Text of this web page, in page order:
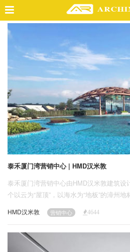
建 筑
室 内
头条资讯
业 界
机 构
人 物
地 产
快速搜索
泰禾厦门湾营销中心 | HMD汉米敦
泰禾厦门湾营销中心由HMD汉米敦建筑
个以云为“屋顶”，以海水为“地板”的漳州
漳州，隶属海西滨海旅游区，而厦门湾营
拥有优势的景观资源。作为白塘湾整体项
HMD汉米敦 营销中心 4644